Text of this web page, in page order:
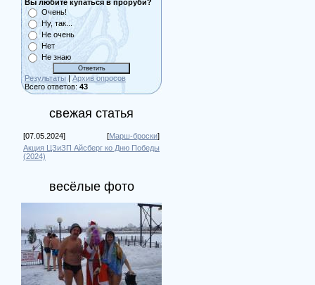
Вы любите купаться в проруби?
Очень!
Ну, так...
Не очень
Нет
Не знаю
Результаты | Архив опросов
Всего ответов: 43
свежая статья
[07.05.2024] [Марш-броски]
Акция ЦЗиЗП Айсберг ко Дню Победы
(2024)
весёлые фото